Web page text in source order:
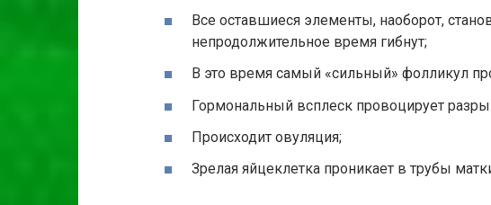
Все оставшиеся элементы, наоборот,
непродолжительное время гибнут;
В это время самый «сильный» фолликул
Гормональный всплеск провоцирует
Происходит овуляция;
Зрелая яйцеклетка проникает в трубы